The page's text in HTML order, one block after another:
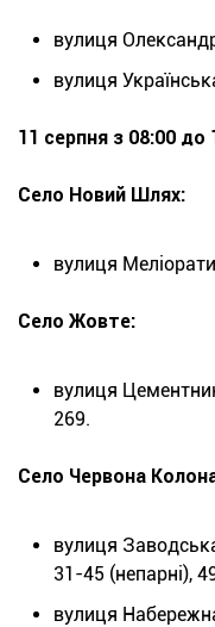
вулиця
вулиця
11 серпня з 08:00
Село Новий Шлях:
вулиця
Село Жовте:
вулиця
269.
Село Червона
вулиця
31-45 (непарні),
вулиця